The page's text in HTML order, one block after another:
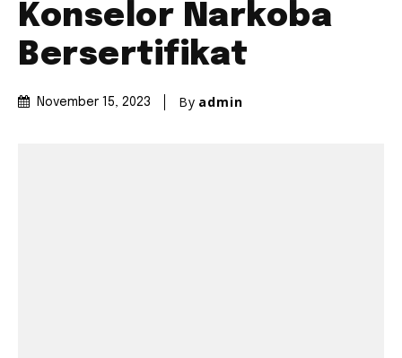
Konselor Narkoba
Bersertifikat
November 15, 2023 By admin